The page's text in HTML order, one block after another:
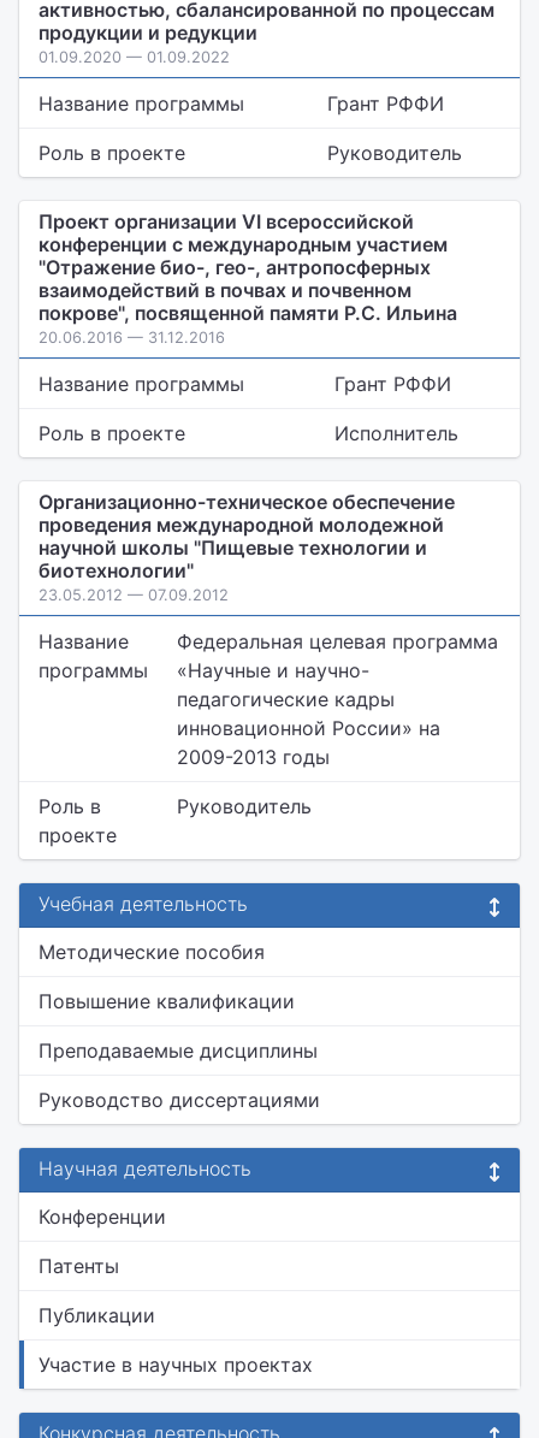
активностью, сбалансированной по процессам
продукции и редукции
01.09.2020 — 01.09.2022
Название программы Грант РФФИ
Роль в проекте Руководитель
Проект организации VI всероссийской
конференции с международным участием
"Отражение био-, гео-, антропосферных
взаимодействий в почвах и почвенном
покрове", посвященной памяти Р.С. Ильина
20.06.2016 — 31.12.2016
Название программы Грант РФФИ
Роль в проекте Исполнитель
Организационно-техническое обеспечение
проведения международной молодежной
научной школы "Пищевые технологии и
биотехнологии"
23.05.2012 — 07.09.2012
Название
программы
Федеральная целевая программа
«Научные и научно-
педагогические кадры
инновационной России» на
2009-2013 годы
Роль в
проекте
Руководитель
Учебная деятельность
Методические пособия
Повышение квалификации
Преподаваемые дисциплины
Руководство диссертациями
Научная деятельность
Конференции
Патенты
Публикации
Участие в научных проектах
Конкурсная деятельность